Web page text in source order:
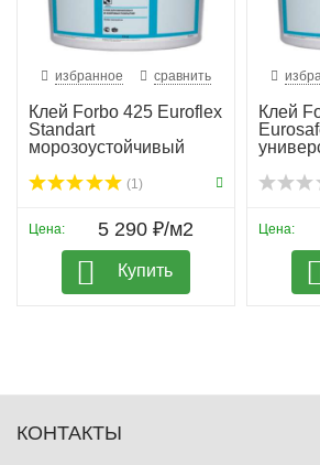
избранное сравнить
Клей Forbo 425 Euroflex
Standart
морозоустойчивый
(1)
Цена: 5 290 ₽/м2
Купить
Клей
Цена:
КОНТАКТЫ